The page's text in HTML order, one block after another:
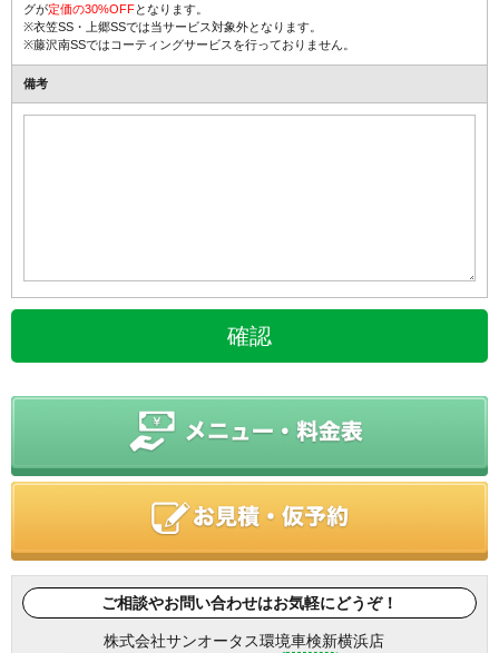
グが定価の30%OFFとなります。
※衣笠SS・上郷SSでは当サービス対象外となります。
※藤沢南SSではコーティングサービスを行っておりません。
備考
ご相談やお問い合わせはお気軽にどうぞ！
株式会社サンオータス環境車検新横浜店